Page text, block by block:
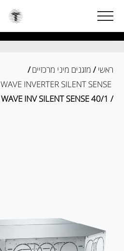
ראשי / מזגנים מיני מרכזיים/
WAVE INVERTER SILENT SENSE
/ WAVE INV SILENT SENSE 40/1